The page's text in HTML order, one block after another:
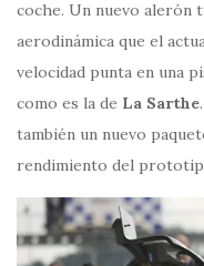
coche. Un nuevo alerón
aerodinámica que el
velocidad punta en una
como es la de La Sarthe
también un nuevo
rendimiento del